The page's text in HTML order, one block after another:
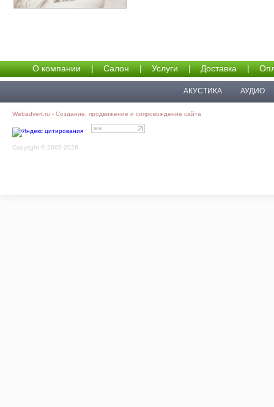
О компании | Салон | Услуги | Доставка |
АКУСТИКА АУДИО
Webadvert.ru - Создание, продвижение и сопровождение сайта
Copyright © 2005-2026